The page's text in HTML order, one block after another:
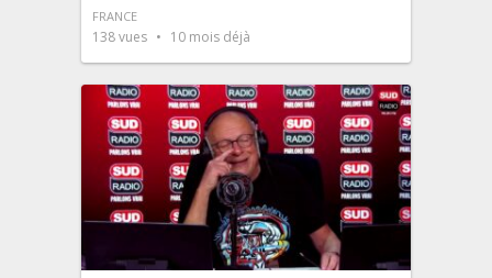
FRANCE
138vues 10 mois déjà